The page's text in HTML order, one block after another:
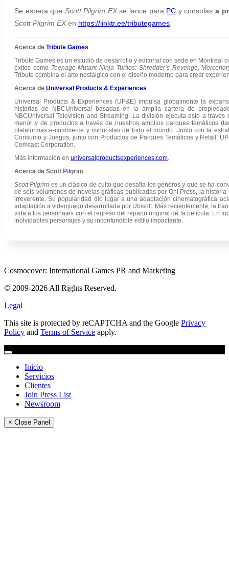
Se espera que Scott Pilgrim EXse lance para PC y consolas a
Scott Pilgrim EXen https://linktr.ee/tributegames
Acerca de Tribute Games
Tribute Games es un estudio de desarrollo y editorial con sede en
éxitos como Teenage Mutant Ninja Turtles: Shredder’s Revenge,
Tribute combina el arte nostálgico con el diseño moderno para crear
Acerca de Universal Products & Experiences
Universal Products & Experiences (UP&E) impulsa globalmente la
historias de NBCUniversal basadas en la amplia cartera de
NBCUniversal Television and Streaming. La división ejecuta esto a
menor y de productos a través de nuestros amplios parques temáticos
plataformas e-commerce y minoristas de todo el mundo. Junto con la
Consumo y Juegos, junto con Productos de Parques Temáticos y Retail.
Comcast Corporation.
Más información en universalproductsexperiences.com.
Acerca de Scott Pilgrim
Scott Pilgrim es un clásico de culto que desafía los géneros y que se ha
de seis volúmenes de novelas gráficas publicadas por Oni Press, la
irreverente. Su popularidad dio lugar a una adaptación cinematográfica
adaptación a videojuego desarrollada por Ubisoft. Más recientemente, la
vida a los personajes con el regreso del reparto original de la película. En
inolvidables personajes y su inconfundible estilo impactante.
Cosmocover: International Games PR and Marketing
© 2009-2026 All Rights Reserved.
Legal
This site is protected by reCAPTCHA and the Google Privacy
Policy and Terms of Service apply.
Inicio
Servicios
Clientes
Join Press List
Newsroom
× Close Panel